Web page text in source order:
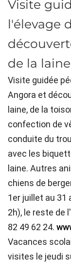
Visite
l'élevage
de la
Visite guidée
Angora et
laine, de la
confection de
conduite du
avec les
laine. Autres
chiens de
1er juillet au 31
2h), le reste de
82 49 62 24.
Vacances
visites le jeudi